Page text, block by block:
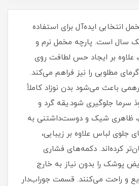
انتخابی ایده‌آل برای استفاده
سال است. پارچه مخمل نرم و
علاوه بر ایجاد حس لطافت روی
مطلوبی را نیز فراهم می‌کند.
باعث می‌شود بدن نوزاد کاملاً
سرما جلوگیری شود.یقه گرد و
ظاهری شیک و دوست‌داشتنی به
لباس علاوه بر زیبایی،
کرده‌اند. دکمه‌های فشاری
پوشک را بدون نیاز به خارج
و راحت می‌کنند. قسمت جوراب‌دار